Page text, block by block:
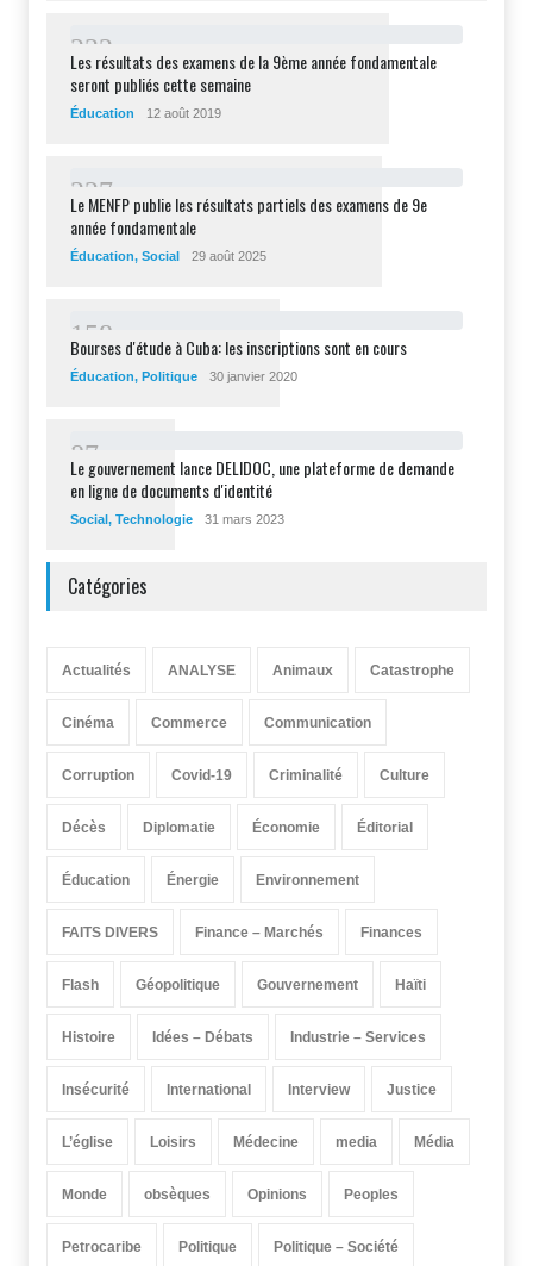
232
Les résultats des examens de la 9ème année fondamentale
seront publiés cette semaine
Éducation 12 août 2019
227
Le MENFP publie les résultats partiels des examens de 9e
année fondamentale
Éducation, Social 29 août 2025
1 58
Bourses d'étude à Cuba: les inscriptions sont en cours
Éducation, Politique 30 janvier 2020
87
Le gouvernement lance DELIDOC, une plateforme de demande
en ligne de documents d'identité
Social , Technologie 31 mars 2023
Catégories
Actualités ANALYSE Animaux Catastrophe
Cinéma Commerce Communication
Corruption Covid-19 Criminalité Culture
Décès Diplomatie Économie Éditorial
Éducation Énergie Environnement
FAITS DIVERS Finance – Marchés Finances
Flash Géopolitique Gouvernement Haïti
Histoire Idées – Débats Industrie – Services
Insécurité International Interview Justice
L’église Loisirs Médecine media Média
Monde obsèques Opinions Peoples
Petrocaribe Politique Politique – Société